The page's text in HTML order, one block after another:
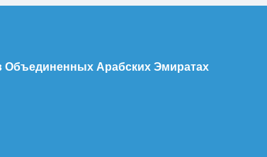
Объединенных Арабских Эмиратах